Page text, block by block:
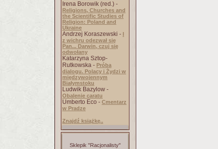
Irena Borowik (red.) -
Religions, Churches and
the Scientific Studies of
Religion: Poland and
Ukraine
Andrzej Koraszewski - I
z wichru odezwał się
Pan... Darwin, czuj się
odwołany
Katarzyna Sztop-
Rutkowska - Próba
dialogu. Polacy i Żydzi w
międzywojennym
Białymstoku
Ludwik Bazylow -
Obalenie caratu
Umberto Eco - Cmentarz
w Pradze
Znajdź książkę..
Sklepik "Racjonalisty"